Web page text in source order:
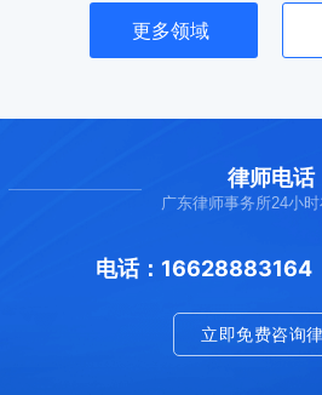
更多领域
律师电话
广东律师事务所24小
电话：16628883164
立即免费咨询